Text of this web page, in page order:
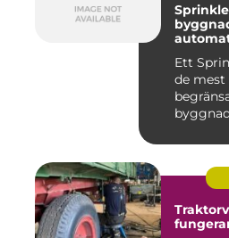
Ett
de